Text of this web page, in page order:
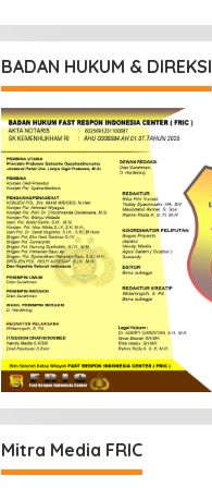
BADAN HUKUM & DIREKSI
Mitra Media FRIC